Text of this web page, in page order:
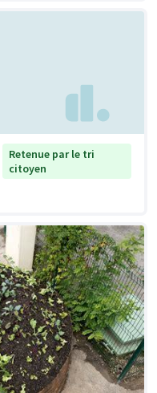
Retenue par le tri
citoyen